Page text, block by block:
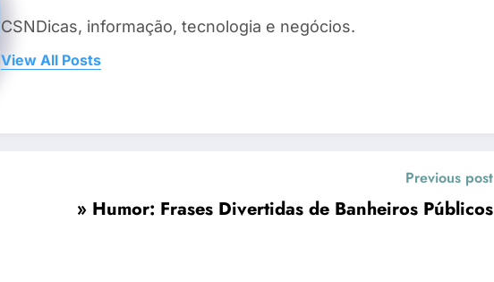
CSNDicas, informação, tecnologia e negócios.
View All Posts
Previous post
» Humor: Frases Divertidas de Banheiros Públicos